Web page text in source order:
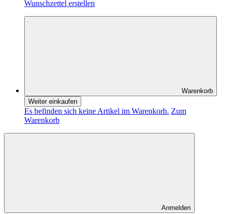
Wunschzettel erstellen
Warenkorb
Weiter einkaufen
Es befinden sich keine Artikel im Warenkorb. Zum
Warenkorb
Anmelden